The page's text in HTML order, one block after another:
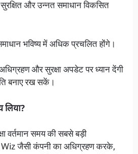
और उन्नत समाधान विकसित
भविष्य में अधिक प्रचलित होंगे।
और सुरक्षा अपडेट पर ध्यान देंगी
बनाए रख सकें।
लिया?
वर्तमान समय की सबसे बड़ी
जैसी कंपनी का अधिग्रहण करके,